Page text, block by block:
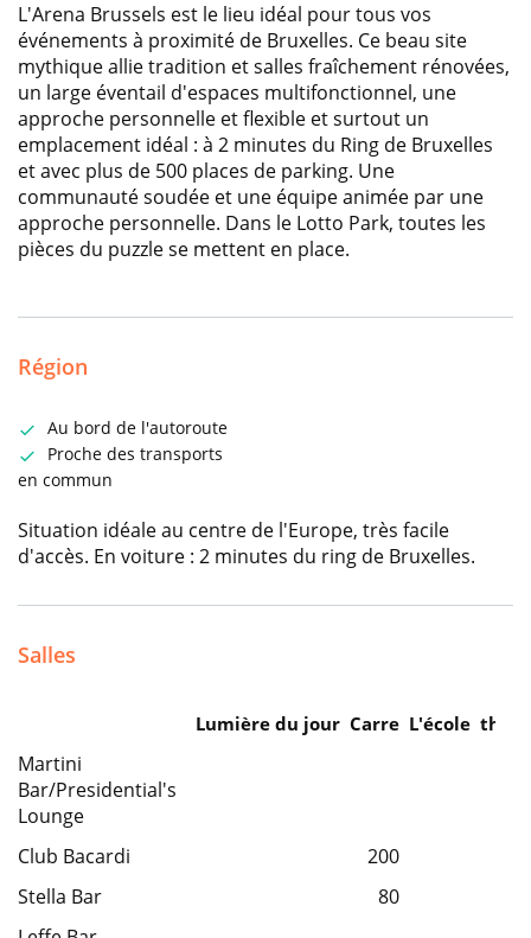
L'Arena Brussels est le lieu idéal pour tous vos
événements à proximité de Bruxelles. Ce beau site
mythique allie tradition et salles fraîchement rénovées,
un large éventail d'espaces multifonctionnel, une
approche personnelle et flexible et surtout un
emplacement idéal : à 2 minutes du Ring de Bruxelles
et avec plus de 500 places de parking. Une
communauté soudée et une équipe animée par une
approche personnelle. Dans le Lotto Park, toutes les
pièces du puzzle se mettent en place.
Région
Au bord de l'autoroute
Proche des transports
en commun
Situation idéale au centre de l'Europe, très facile
d'accès. En voiture : 2 minutes du ring de Bruxelles.
Salles
Lumière du jour Carre L'école
Martini
Bar/Presidential's
Lounge
Club Bacardi 200
Stella Bar
80